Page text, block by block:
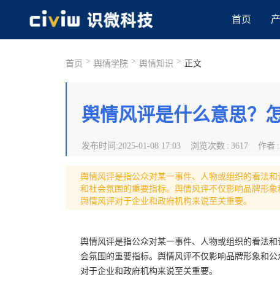
首页
首页 > 舆情学院 > 舆情知识 > 正文
舆情风评是什么意思？
发布时间 :2025-01-08 17:03 浏览次数 : 3617 作者 :
舆情风评是指公众对某一事件、人物或组织的看法
和社会氛围的重要指标。舆情风评不仅影响品牌形
舆情风评对于企业和政府机构来说至关重要。
舆情风评是指公众对某一事件、人物或组织的看法
会氛围的重要指标。舆情风评不仅影响品牌形象和
对于企业和政府机构来说至关重要。